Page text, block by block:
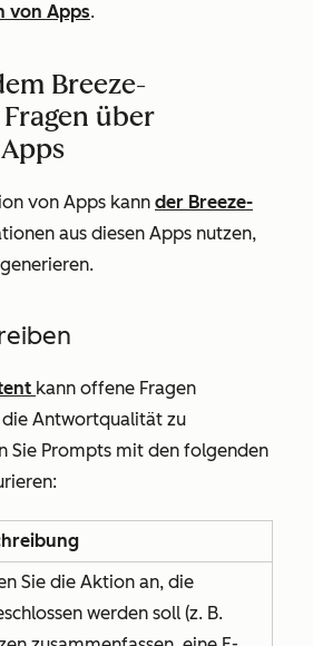
von Apps.
Breeze-
über
von Apps kann der Breeze-
aus diesen Apps nutzen,
kann offene Fragen
Antwortqualität zu
Sie Prompts mit den folgenden
Sie die Aktion an, die
werden soll (z. B.